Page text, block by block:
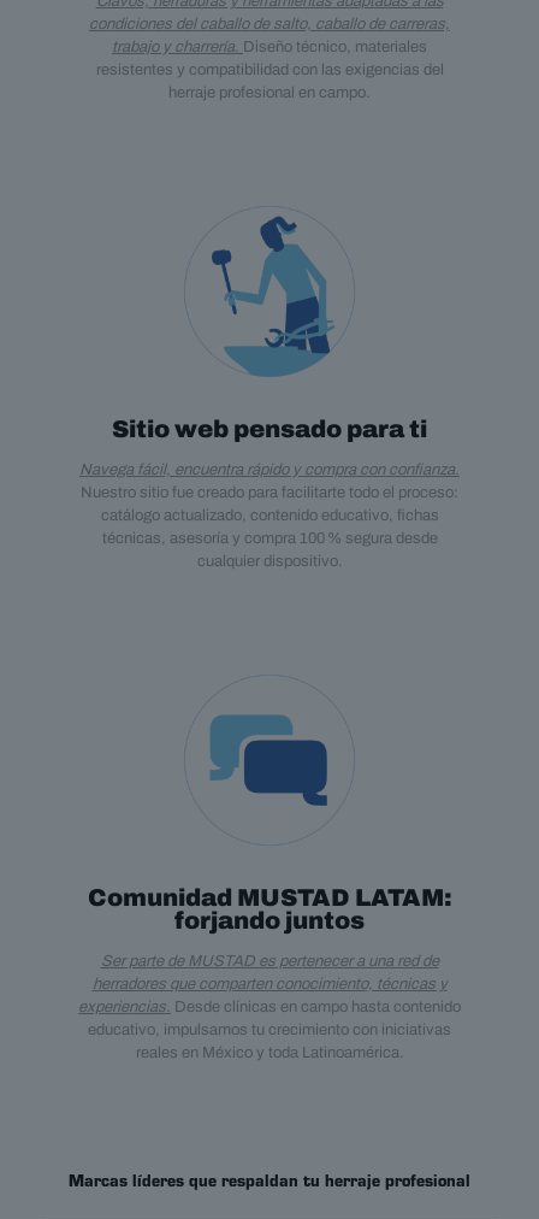
condiciones del caballo de salto, caballo de carreras,
trabajo y charrería. Diseño técnico, materiales
resistentes y compatibilidad con las exigencias del
herraje profesional en campo.
Sitio web pensado para ti
Navega fácil, encuentra rápido y compra con confianza.
Nuestro sitio fue creado para facilitarte todo el proceso:
catálogo actualizado, contenido educativo, fichas
técnicas, asesoría y compra 100 % segura desde
cualquier dispositivo.
Comunidad MUSTAD LATAM:
forjando juntos
Ser parte de MUSTAD es pertenecer a una red de
herradores que comparten conocimiento, técnicas y
experiencias. Desde clínicas en campo hasta contenido
educativo, impulsamos tu crecimiento con iniciativas
reales en México y toda Latinoamérica.
Marcas líderes que respaldan tu herraje profesional